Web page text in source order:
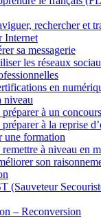
rechercher et
Internet
sa messagerie
les réseaux
en
niveau
préparer à un
préparer à la reprise
une formation
remettre à niveau en
son
(Sauveteur
– Reconversion